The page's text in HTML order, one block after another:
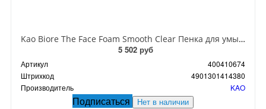
Kao Biore The Face Foam Smooth Clear Пенка для умывания очищающая для гладкости кожи с ароматом Бергамота 200 мл
5 502 руб
Артикул
400410674
Штрихкод
4901301414380
Производитель
KAO
Подписаться Нет в наличии